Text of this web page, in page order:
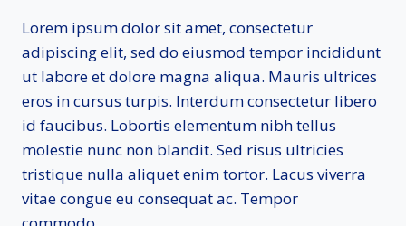
Lorem ipsum dolor sit amet, consectetur
adipiscing elit, sed do eiusmod tempor incididunt
ut labore et dolore magna aliqua. Mauris ultrices
eros in cursus turpis. Interdum consectetur libero
id faucibus. Lobortis elementum nibh tellus
molestie nunc non blandit. Sed risus ultricies
tristique nulla aliquet enim tortor. Lacus viverra
vitae congue eu consequat ac. Tempor